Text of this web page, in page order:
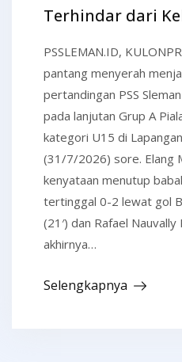
Terhindar dari
PSSLEMAN.ID,
pantang menyerah
pertandingan PSS
pada lanjutan Grup A
kategori U15 di
(31/7/2026) sore. Elang
kenyataan menutup
tertinggal 0-2 lewat gol
(21′) dan Rafael Nauvally
akhirnya…
Selengkapnya